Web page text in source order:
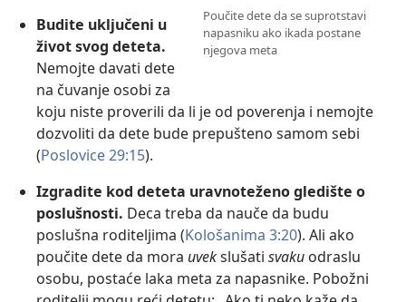
Poučite dete da se suprotstavi
napasniku ako ikada postane
njegova meta
Budite uključeni u
život svog deteta.
Nemojte davati dete
na čuvanje osobi za
koju niste proverili da li je od poverenja i nemojte
dozvoliti da dete bude prepušteno samom sebi
(Poslovice 29:15).
Izgradite kod deteta uravnoteženo gledište o
poslušnosti. Deca treba da nauče da budu
poslušna roditeljima (Kološanima 3:20). Ali ako
poučite dete da mora uvekslušati svaku odraslu
osobu, postaće laka meta za napasnike. Pobožni